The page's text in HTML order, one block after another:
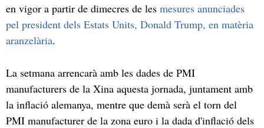
en vigor a partir de dimecres de les mesures anunciades
pel president dels Estats Units, Donald Trump, en matèria
aranzelària.
La setmana arrencarà amb les dades de PMI
manufacturers de la Xina aquesta jornada, juntament amb
la inflació alemanya, mentre que demà serà el torn del
PMI manufacturer de la zona euro i la dada d'inflació dels